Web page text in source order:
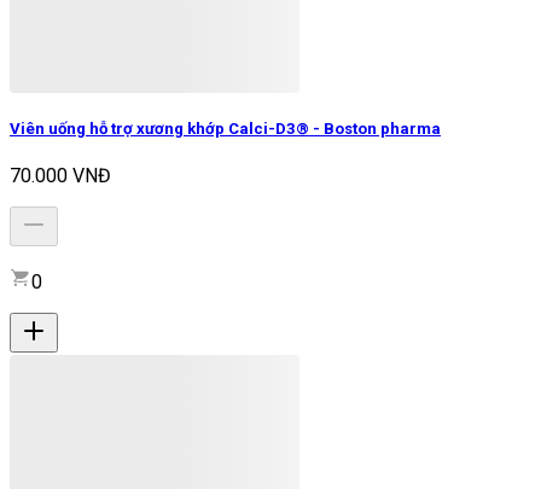
Viên uống hỗ trợ xương khớp Calci-D3® - Boston pharma
70.000 VNĐ
0